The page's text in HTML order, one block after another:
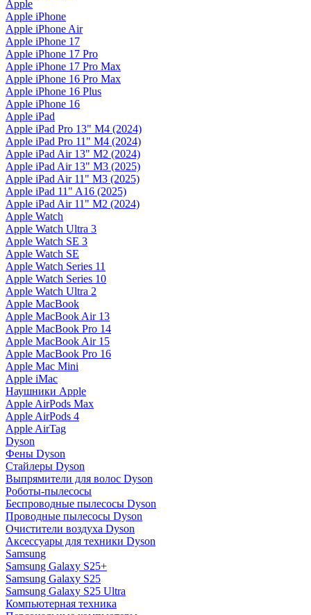
Apple
Apple iPhone
Apple iPhone Air
Apple iPhone 17
Apple iPhone 17 Pro
Apple iPhone 17 Pro Max
Apple iPhone 16 Pro Max
Apple iPhone 16 Plus
Apple iPhone 16
Apple iPad
Apple iPad Pro 13" M4 (2024)
Apple iPad Pro 11" M4 (2024)
Apple iPad Air 13" M2 (2024)
Apple iPad Air 13" M3 (2025)
Apple iPad Air 11" M3 (2025)
Apple iPad 11" A16 (2025)
Apple iPad Air 11" M2 (2024)
Apple Watch
Apple Watch Ultra 3
Apple Watch SE 3
Apple Watch SE
Apple Watch Series 11
Apple Watch Series 10
Apple Watch Ultra 2
Apple MacBook
Apple MacBook Air 13
Apple MacBook Pro 14
Apple MacBook Air 15
Apple MacBook Pro 16
Apple Mac Mini
Apple iMac
Наушники Apple
Apple AirPods Max
Apple AirPods 4
Apple AirTag
Dyson
Фены Dyson
Стайлеры Dyson
Выпрямители для волос Dyson
Роботы-пылесосы
Беспроводные пылесосы Dyson
Проводные пылесосы Dyson
Очистители воздуха Dyson
Аксессуары для техники Dyson
Samsung
Samsung Galaxy S25+
Samsung Galaxy S25
Samsung Galaxy S25 Ultra
Компьютерная техника